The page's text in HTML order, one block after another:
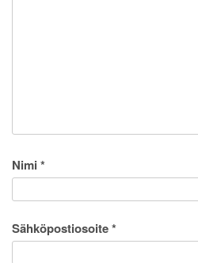
Nimi *
Sähköpostiosoite*